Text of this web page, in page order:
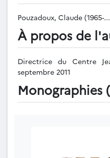
Pouzadoux, Claude (1965-
À propos de
Directrice du Centre
septembre 2011
Monographies